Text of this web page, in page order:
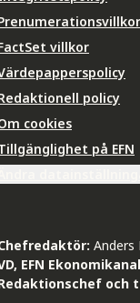
villkor
policy
cookies
på EFN
Anders
EFN
och